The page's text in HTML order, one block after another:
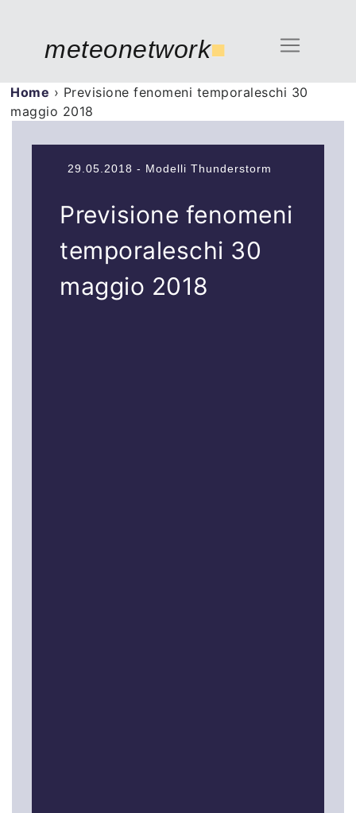
meteonetwork■
Home › Previsione fenomeni temporaleschi 30
maggio 2018
29.05.2018 - Modelli Thunderstorm
Previsione fenomeni
temporaleschi 30
maggio 2018